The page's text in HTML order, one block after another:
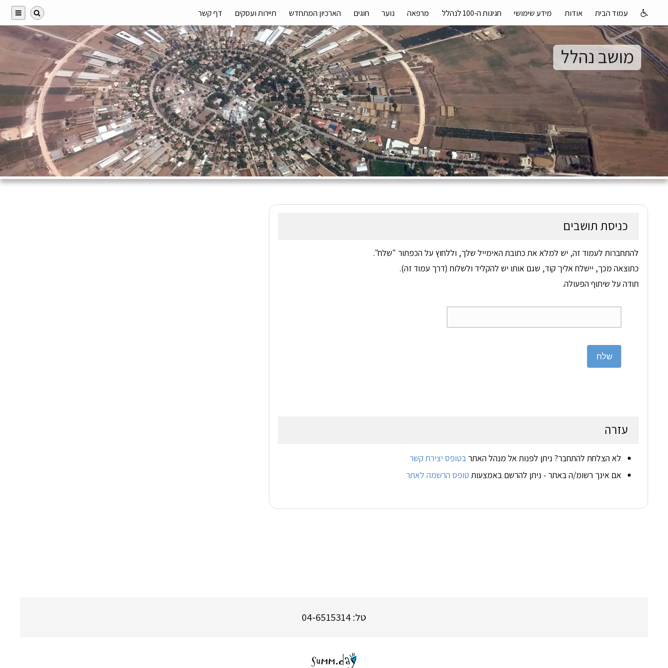
עמוד הבית אודות מידע שימושי חגיגות ה-100 לנהלל מרפאה נוער חוגים הארכיון המתחדש תיירות ועסקים דף קשר
מושב נהלל
כניסת תושבים
להתחברות לעמוד זה, יש למלא את כתובת האימייל שלך, וללחוץ על הכפתור "שלח".
כתוצאה מכך, יישלח אליך קוד, שגם אותו יש להקליד ולשלוח (דרך עמוד זה).
תודה על שיתוף הפעולה.
שלח
עזרה
לא הצלחת להתחבר? ניתן לפנות אל מנהל האתרבטופס יצירת קשר
אם אינך רשומ/ה באתר - ניתן להרשם באמצעות טופס הרשמה לאתר
טל: 04-6515314